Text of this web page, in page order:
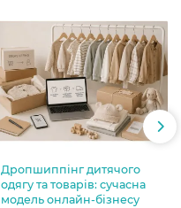
Дропшиппінг дитячого
одягу та товарів: сучасна
модель онлайн-бізнесу